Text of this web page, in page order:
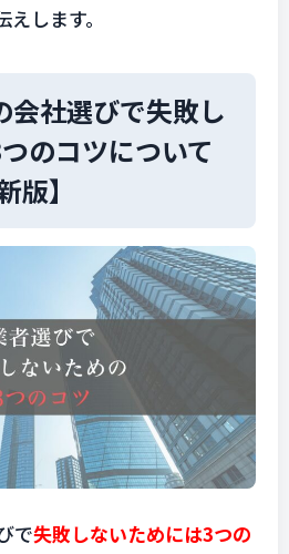
します。
会社選びで失敗し
のコツについて
版】
で失敗しないためには3つの